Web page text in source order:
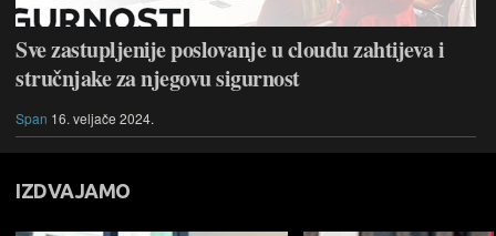
Sve zastupljenije poslovanje u cloudu zahtijeva i
stručnjake za njegovu sigurnost
Span 16. veljače 2024.
IZDVAJAMO